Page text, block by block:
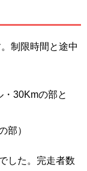
制限時間と途中
30Kmの部と
部）
した。完走者数